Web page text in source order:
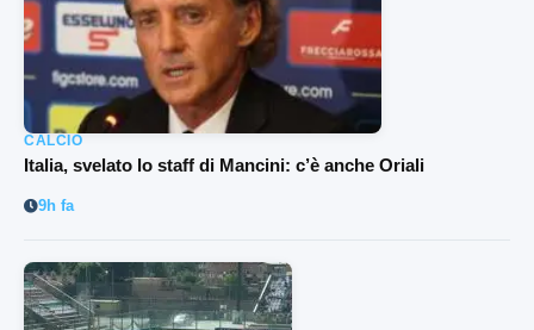
CALCIO
Italia, svelato lo staff di Mancini: c’è anche Oriali
9h fa